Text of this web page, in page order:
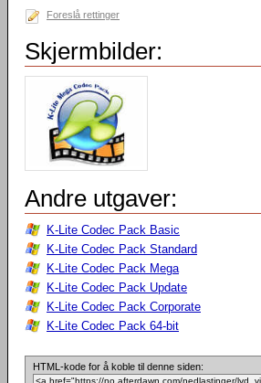
Foreslå rettinger
Skjermbilder:
Andre utgaver:
K-Lite Codec Pack Basic
K-Lite Codec Pack Standard
K-Lite Codec Pack Mega
K-Lite Codec Pack Update
K-Lite Codec Pack Corporate
K-Lite Codec Pack 64-bit
HTML-kode for å koble til denne siden: